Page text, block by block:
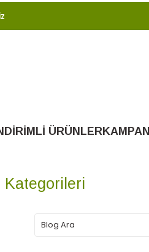
ÜRÜNLER
Kategorileri